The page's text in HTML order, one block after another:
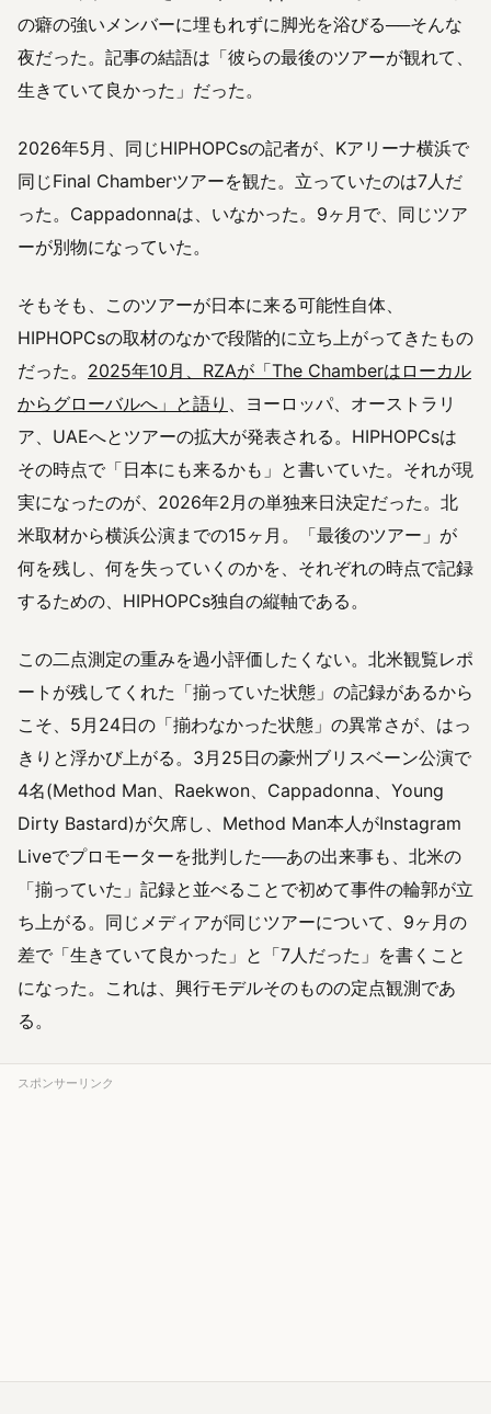
の癖の強いメンバーに埋もれずに脚光を浴びる──そんな
夜だった。記事の結語は「彼らの最後のツアーが観れて、
生きていて良かった」だった。
2026年5月、同じHIPHOPCsの記者が、Kアリーナ横浜で
同じFinal Chamberツアーを観た。立っていたのは7人だ
った。Cappadonnaは、いなかった。9ヶ月で、同じツア
ーが別物になっていた。
そもそも、このツアーが日本に来る可能性自体、
HIPHOPCsの取材のなかで段階的に立ち上がってきたもの
だった。 2025年10月、RZAが「The Chamberはローカル
からグローバルへ」と語り 、ヨーロッパ、オーストラリ
ア、UAEへとツアーの拡大が発表される。HIPHOPCsは
その時点で「日本にも来るかも」と書いていた。それが現
実になったのが、2026年2月の単独来日決定だった。北
米取材から横浜公演までの15ヶ月。「最後のツアー」が
何を残し、何を失っていくのかを、それぞれの時点で記録
するための、HIPHOPCs独自の縦軸である。
この二点測定の重みを過小評価したくない。北米観覧レポ
ートが残してくれた「揃っていた状態」の記録があるから
こそ、5月24日の「揃わなかった状態」の異常さが、はっ
きりと浮かび上がる。3月25日の豪州ブリスベーン公演で
4名(Method Man、Raekwon、Cappadonna、Young
Dirty Bastard)が欠席し、Method Man本人がInstagram
Liveでプロモーターを批判した──あの出来事も、北米の
「揃っていた」記録と並べることで初めて事件の輪郭が立
ち上がる。同じメディアが同じツアーについて、9ヶ月の
差で「生きていて良かった」と「7人だった」を書くこと
になった。これは、興行モデルそのものの定点観測であ
る。
スポンサーリンク